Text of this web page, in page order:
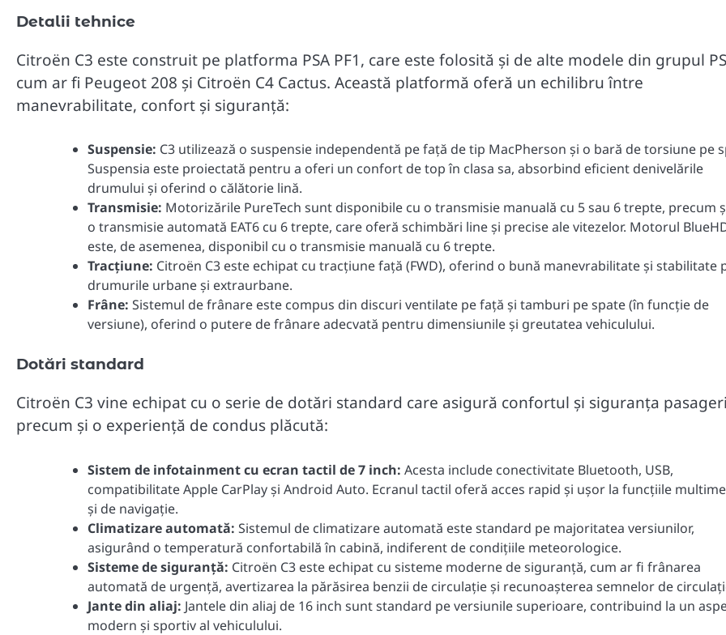
Detalii tehnice
Citroën C3 este construit pe platforma PSA PF1, care este folosită și de alte modele din grupul
cum ar fi Peugeot 208 și Citroën C4 Cactus. Această platformă oferă un echilibru între
manevrabilitate, confort și siguranță:
Suspensie: C3 utilizează o suspensie independentă pe față de tip MacPherson și o bară de torsiune pe
Suspensia este proiectată pentru a oferi un confort de top în clasa sa, absorbind eficient denivelările
drumului și oferind o călătorie lină.
Transmisie: Motorizările PureTech sunt disponibile cu o transmisie manuală cu 5 sau 6 trepte, precum
o transmisie automată EAT6 cu 6 trepte, care oferă schimbări line și precise ale vitezelor. Motorul
este, de asemenea, disponibil cu o transmisie manuală cu 6 trepte.
Tracțiune: Citroën C3 este echipat cu tracțiune față (FWD), oferind o bună manevrabilitate și stabilitate
drumurile urbane și extraurbane.
Frâne: Sistemul de frânare este compus din discuri ventilate pe față și tamburi pe spate (în funcție de
versiune), oferind o putere de frânare adecvată pentru dimensiunile și greutatea vehiculului.
Dotări standard
Citroën C3 vine echipat cu o serie de dotări standard care asigură confortul și siguranța
precum și o experiență de condus plăcută:
Sistem de infotainment cu ecran tactil de 7 inch: Acesta include conectivitate Bluetooth, USB,
compatibilitate Apple CarPlay și Android Auto. Ecranul tactil oferă acces rapid și ușor la funcțiile
și de navigație.
Climatizare automată: Sistemul de climatizare automată este standard pe majoritatea versiunilor,
asigurând o temperatură confortabilă în cabină, indiferent de condițiile meteorologice.
Sisteme de siguranță: Citroën C3 este echipat cu sisteme moderne de siguranță, cum ar fi frânarea
automată de urgență, avertizarea la părăsirea benzii de circulație și recunoașterea semnelor de
Jante din aliaj: Jantele din aliaj de 16 inch sunt standard pe versiunile superioare, contribuind la un
modern și sportiv al vehiculului.